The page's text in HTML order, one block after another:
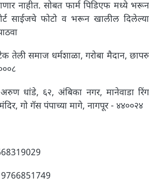
नाहीत. सोबत फार्म पिडिएफ मध्ये भरून
साईजचे फोटो व भरून खालील दिलेल्या
तेली समाज धर्मशाळा, गरोबा मैदान, छापरु
धांडे, ६२, अंबिका नगर, मानेवाडा रिंग
मंदिर, गो गॅस पंपाच्या मागे, नागपूर - ४४००२४